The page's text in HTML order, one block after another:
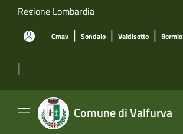
Salta al contenuto principale
Regione Lombardia
Cmav | Sondalo | Valdisotto | Bormio
|
Comune di Valfurva